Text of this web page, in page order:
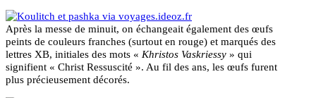
Après la messe de minuit, on échangeait également des œufs
peints de couleurs franches (surtout en rouge) et marqués des
lettres XB, initiales des mots « Khristos Vaskriessy » qui
signifient « Christ Ressuscité ». Au fil des ans, les œufs furent
plus précieusement décorés.